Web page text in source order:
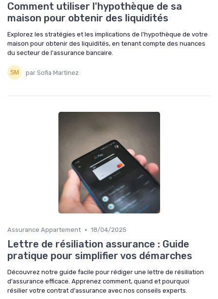
Comment utiliser l'hypothèque de sa
maison pour obtenir des liquidités
Explorez les stratégies et les implications de l'hypothèque de votre
maison pour obtenir des liquidités, en tenant compte des nuances
du secteur de l'assurance bancaire.
par Sofia Martinez
Assurance Appartement • 18/04/2025
Lettre de résiliation assurance : Guide
pratique pour simplifier vos démarches
Découvrez notre guide facile pour rédiger une lettre de résiliation
d'assurance efficace. Apprenez comment, quand et pourquoi
résilier votre contrat d'assurance avec nos conseils experts.